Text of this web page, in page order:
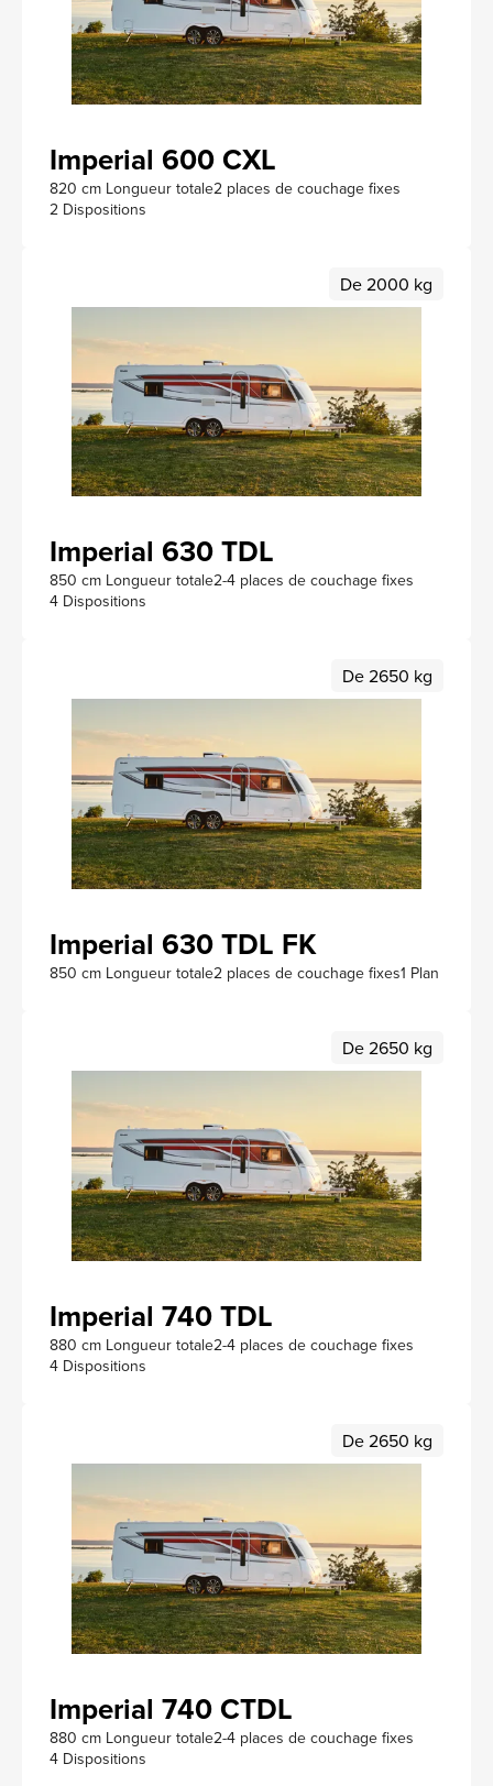
Imperial 600 CXL
820 cm Longueur totale2 places de couchage fixes
2 Dispositions
De 2000 kg
Imperial 630 TDL
850 cm Longueur totale2-4 places de couchage fixes
4 Dispositions
De 2650 kg
Imperial 630 TDL FK
850 cm Longueur totale2 places de couchage fixes1 Plan
De 2650 kg
Imperial 740 TDL
880 cm Longueur totale2-4 places de couchage fixes
4 Dispositions
De 2650 kg
Imperial 740 CTDL
880 cm Longueur totale2-4 places de couchage fixes
4 Dispositions